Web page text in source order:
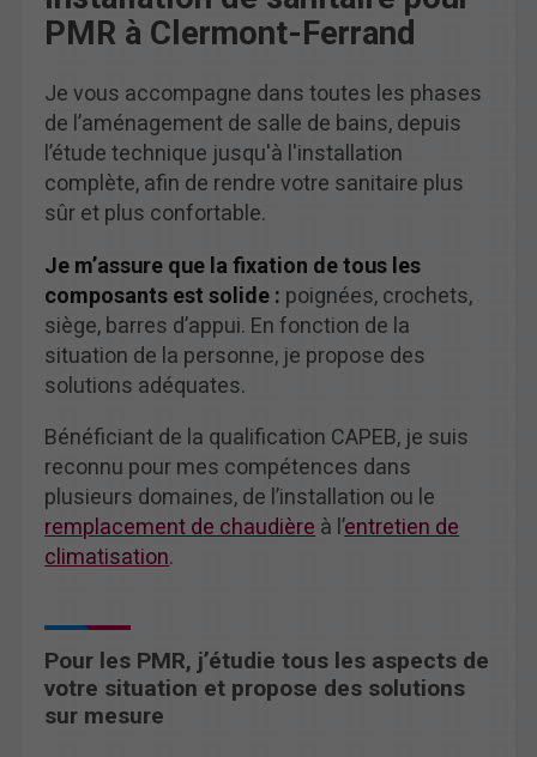
PMR à Clermont-Ferrand
Je vous accompagne dans toutes les phases
de l’aménagement de salle de bains, depuis
l’étude technique jusqu'à l'installation
complète, afin de rendre votre sanitaire plus
sûr et plus confortable.
Je m’assure que la fixation de tous les
composants est solide : poignées, crochets,
siège, barres d’appui. En fonction de la
situation de la personne, je propose des
solutions adéquates.
Bénéficiant de la qualification CAPEB, je suis
reconnu pour mes compétences dans
plusieurs domaines, de l’installation ou le
remplacement de chaudière à l’entretien de
climatisation.
Pour les PMR, j’étudie tous les aspects de
votre situation et propose des solutions
sur mesure